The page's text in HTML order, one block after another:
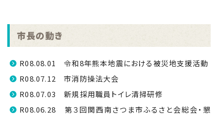
市長の動き
R08.08.01 令和8年熊本地震における被災地支援活動
R08.07.12 市消防操法大会
R08.07.03 新規採用職員トイレ清掃研修
R08.06.28 第３回関西南さつま市ふるさと会総会・懇